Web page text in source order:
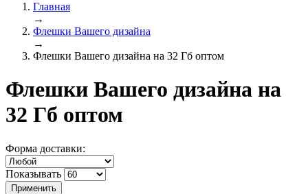
Главная
→
Флешки Вашего дизайна
→
Флешки Вашего дизайна на 32 Гб оптом
Флешки Вашего дизайна на
32 Гб оптом
Форма доставки:
Показывать